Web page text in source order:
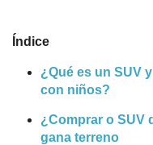
Índice
¿Qué es un SUV
con niños?
¿Comprar o SUV
gana terreno